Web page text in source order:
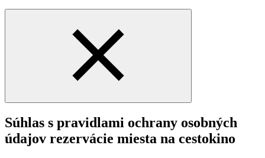
Súhlas s pravidlami ochrany osobných
údajov rezervácie miesta na cestokino